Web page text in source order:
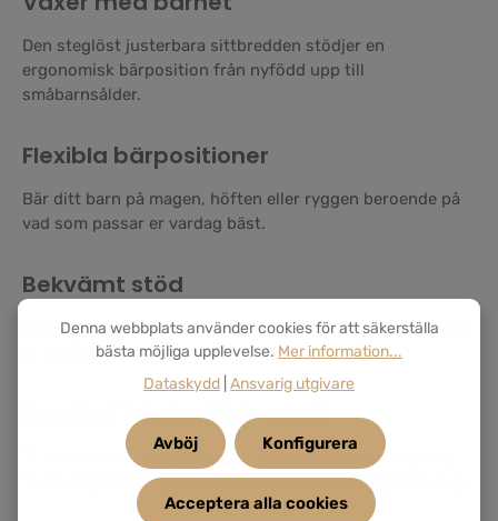
Den steglöst justerbara sittbredden stödjer en
ergonomisk bärposition från nyfödd upp till
småbarnsålder.
Flexibla bärpositioner
Bär ditt barn på magen, höften eller ryggen beroende på
vad som passar er vardag bäst.
Bekvämt stöd
Det mjukt vadderade midjebältet ger stabilitet och hjälper
till att fördela vikten jämnt och bekvämt.
Komfort i ekologisk bomull
Tillverkad av ekologisk bomull är bärselen andningsbar,
hudvänlig och skapad för bekväm babywearing varje dag.
Denna webbplats använder cookies för att säkerställa
bästa möjliga upplevelse. Mer information...
Dataskydd Ansvarig utgivare
Avböj Konfigurera
Acceptera alla cookies